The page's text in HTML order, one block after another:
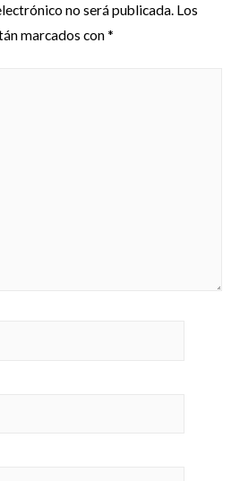
no será publicada. Los
marcados con*